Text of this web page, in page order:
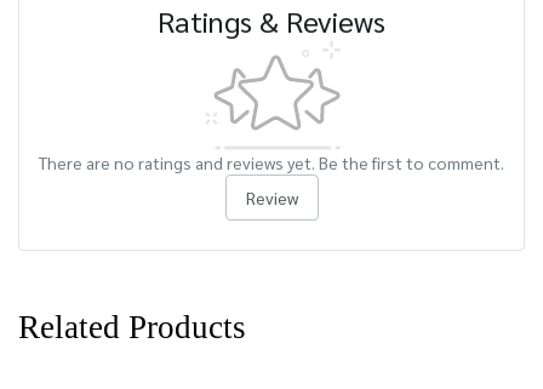
Ratings & Reviews
There are no ratings and reviews yet. Be the first to comment.
Review
Related Products